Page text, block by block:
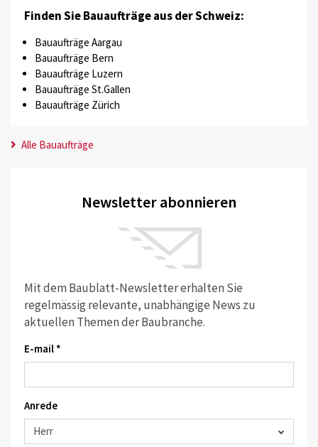
Finden Sie Bauaufträge aus der Schweiz:
Bauaufträge Aargau
Bauaufträge Bern
Bauaufträge Luzern
Bauaufträge St.Gallen
Bauaufträge Zürich
Alle Bauaufträge
Newsletter abonnieren
Mit dem Baublatt-Newsletter erhalten Sie
regelmässig relevante, unabhängige News zu
aktuellen Themen der Baubranche.
E-mail *
Anrede